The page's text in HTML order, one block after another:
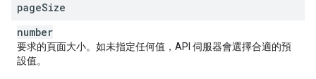
pageSize
number
要求的頁面大小。如未指定任何值，API 伺服器會選擇合適的預
設值。